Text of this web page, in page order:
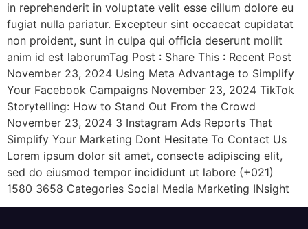
in reprehenderit in voluptate velit esse cillum dolore eu
fugiat nulla pariatur. Excepteur sint occaecat cupidatat
non proident, sunt in culpa qui officia deserunt mollit
anim id est laborumTag Post : Share This : Recent Post
November 23, 2024 Using Meta Advantage to Simplify
Your Facebook Campaigns November 23, 2024 TikTok
Storytelling: How to Stand Out From the Crowd
November 23, 2024 3 Instagram Ads Reports That
Simplify Your Marketing Dont Hesitate To Contact Us
Lorem ipsum dolor sit amet, consecte adipiscing elit,
sed do eiusmod tempor incididunt ut labore (+021)
1580 3658 Categories Social Media Marketing INsight